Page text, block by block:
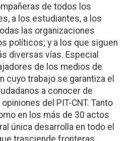
de todos los
a los estudiantes, a los
las organizaciones
políticos; y a los que siguen
diversas vías. Especial
de los medios de
cuyo trabajo se garantiza el
a conocer de
del PIT-CNT. Tanto
en los más de 30 actos
única desarrolla en todo el
trasciende fronteras.